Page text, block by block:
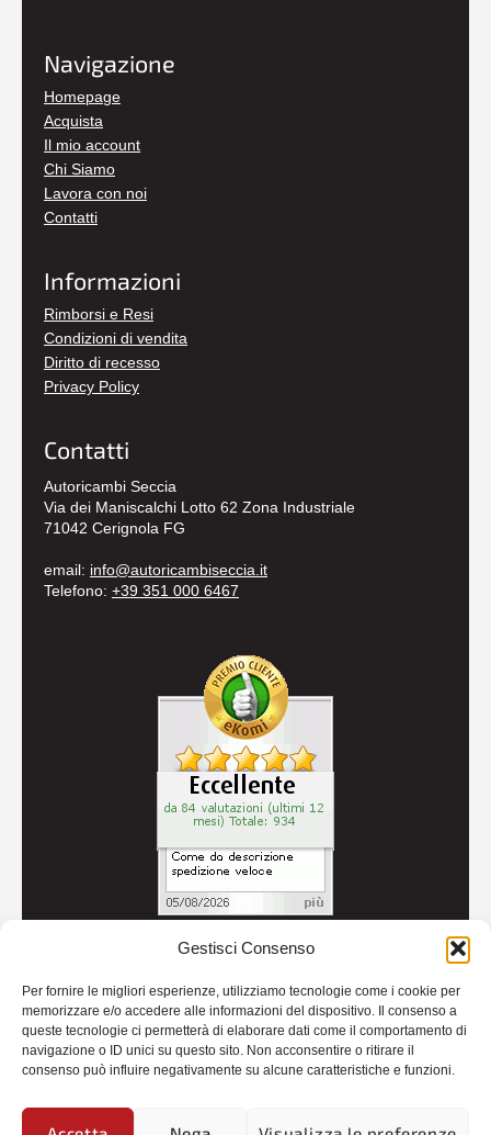
Gestisci Consenso
Per fornire le migliori esperienze, utilizziamo tecnologie come i cookie per
memorizzare e/o accedere alle informazioni del dispositivo. Il consenso a
queste tecnologie ci permetterà di elaborare dati come il comportamento di
navigazione o ID unici su questo sito. Non acconsentire o ritirare il
consenso può influire negativamente su alcune caratteristiche e funzioni.
Navigazione
Homepage
Acquista
Il mio account
Chi Siamo
Lavora con noi
Contatti
Informazioni
Rimborsi e Resi
Condizioni di vendita
Diritto di recesso
Privacy Policy
Contatti
Autoricambi Seccia
Via dei Maniscalchi Lotto 62 Zona Industriale
71042 Cerignola FG
email: info@autoricambiseccia.it
Telefono: +39 351 000 6467
Credits